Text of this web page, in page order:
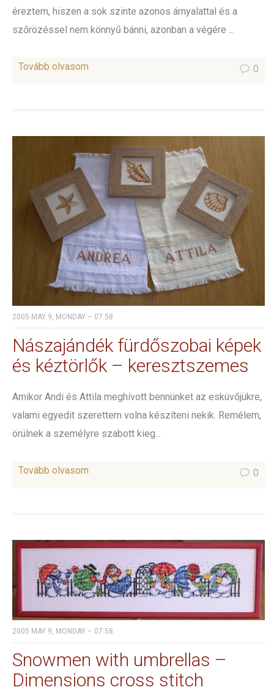
éreztem, hiszen a sok szinte azonos árnyalattal és a
szőrözéssel nem könnyű bánni, azonban a végére ...
Tovább olvasom 0
2005 MAY 9, MONDAY – 07:58
Nászajándék fürdőszobai képek
és kéztörlők – keresztszemes
Amikor Andi és Attila meghívott bennünket az esküvőjükre,
valami egyedit szerettem volna készíteni nekik. Remélem,
örülnek a személyre szabott kieg...
Tovább olvasom 0
2005 MAY 9, MONDAY – 07:58
Snowmen with umbrellas –
Dimensions cross stitch